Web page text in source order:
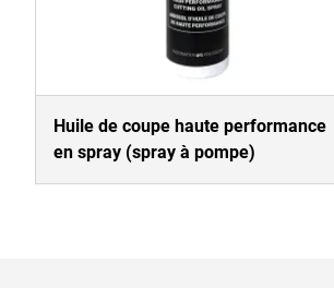
Huile de coupe haute performance
en spray (spray à pompe)